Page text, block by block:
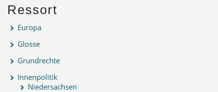
Ressort
Europa
Glosse
Grundrechte
Innenpolitik
Niedersachsen